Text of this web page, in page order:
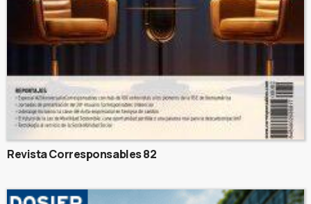
Revista Corresponsables 82